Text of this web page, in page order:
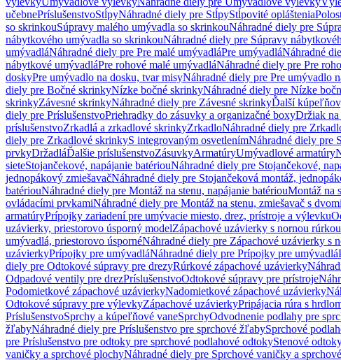
učebnePríslušenstvoStĺpyNáhradné diely pre StĺpyStĺpovité opláštenia
so skrinkouSúpravy malého umývadla so skrinkouNáhradné diely pre
nábytkového umývadla so skrinkouNáhradné diely pre Súpravy
umývadláNáhradné diely pre Pre malé umývadláPre umývadláNáhradné
nábytkové umývadláPre rohové malé umývadláNáhradné diely pre Pre
doskyPre umývadlo na dosku, tvar misyNáhradné diely pre Pre umývadlo
diely pre Bočné skrinkyNízke bočné skrinkyNáhradné diely pre Nízke
skrinkyZávesné skrinkyNáhradné diely pre Závesné skrinkyĎalší
diely pre PríslušenstvoPriehradky do zásuvky a organizačné boxyDržiak na
príslušenstvoZrkadlá a zrkadlové skrinkyZrkadloNáhradné diely pre
diely pre Zrkadlové skrinkyS integrovaným osvetlenímNáhradné diely pre
prvkyDržadláĎalšie príslušenstvoZásuvkyArmatúryUmývadlové armatúry
sieteStojančekové, napájanie batériouNáhradné diely pre Stojančekové,
jednopákový zmiešavačNáhradné diely pre Stojančeková montáž,
batériouNáhradné diely pre Montáž na stenu, napájanie batériouMontáž na
ovládacími prvkamiNáhradné diely pre Montáž na stenu, zmiešavač s
armatúryPrípojky zariadení pre umývacie miesto, drez, prístroje a výlevku
uzávierky, priestorovo úsporný modelZápachové uzávierky s nornou
umývadlá, priestorovo úspornéNáhradné diely pre Zápachové uzávierky s
uzávierkyPrípojky pre umývadláNáhradné diely pre Prípojky pre umývadlá
diely pre Odtokové súpravy pre drezyRúrkové zápachové uzávierky
Odpadové ventily pre drezPríslušenstvoOdtokové súpravy pre prístroje
Podomietkové zápachové uzávierkyNadomietkové zápachové uzávierky
Odtokové súpravy pre výlevkyZápachové uzávierkyPripájacia rúra s
PríslušenstvoSprchy a kúpeľňové vaneSprchyOdvodnenie podlahy pre
žľabyNáhradné diely pre Príslušenstvo pre sprchové žľabySprchové
pre Príslušenstvo pre odtoky pre sprchové podlahové odtokyStenové
vaničky a sprchové plochyNáhradné diely pre Sprchové vaničky a